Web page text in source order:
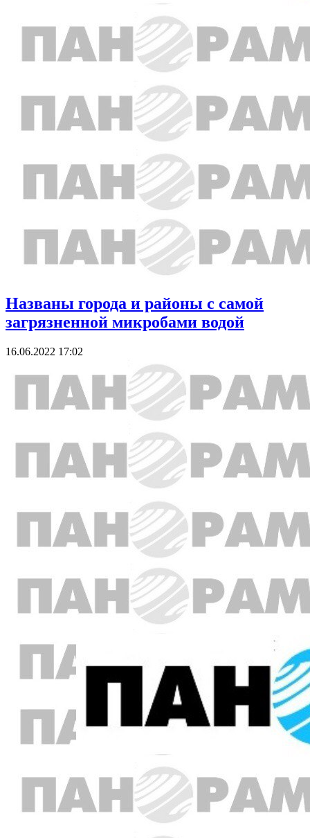
Названы города и районы с самой
загрязненной микробами водой
16.06.2022 17:02